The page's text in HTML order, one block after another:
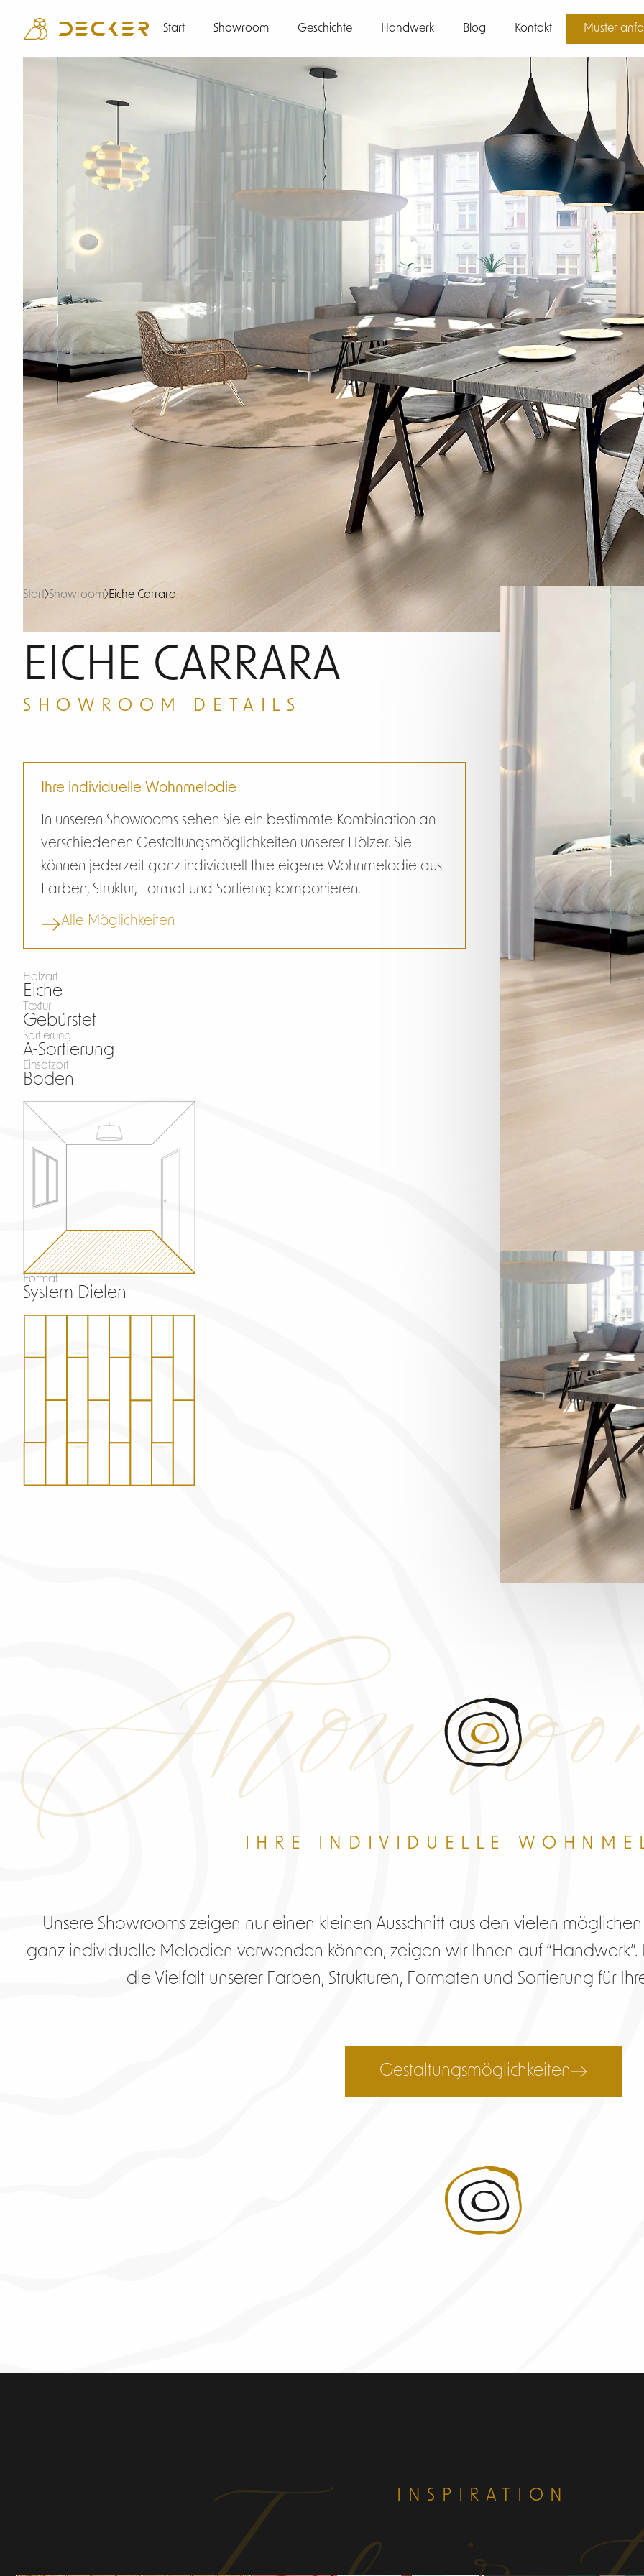
Start Showroom Geschichte Handwerk Blog Kontakt Muster
Eiche
Start Showroom Eiche Carrara
Eiche Carrara
EICHE CARRARA
SHOWROOM DETAILS
Ihre individuelle Wohnmelodie
In unseren Showrooms sehen Sie ein bestimmte Kombination an
verschiedenen Gestaltungsmöglichkeiten unserer Hölzer. Sie
können jederzeit ganz individuell Ihre eigene Wohnmelodie aus
Farben, Struktur, Format und Sortierng komponieren.
Alle Möglichkeiten
Holzart
Eiche
Textur
Gebürstet
Sortierung
A-Sortierung
Einsatzort
Boden
Format
System Dielen
IHRE INDIVIDUELLE
Unsere Showrooms zeigen nur einen kleinen Ausschnitt aus den vielen
ganz individuelle Melodien verwenden können, zeigen wir Ihnen auf
die Vielfalt unserer Farben, Strukturen, Formaten und Sortierung für
Gestaltungsmöglichkeiten
INSPIRATION